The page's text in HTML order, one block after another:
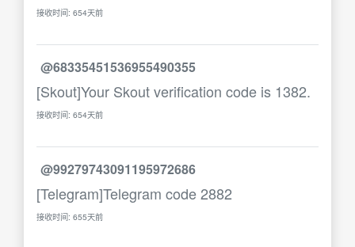
接收时间: 654天前
@68335451536955490355
[Skout]Your Skout verification code is 1382.
接收时间: 654天前
@99279743091195972686
[Telegram]Telegram code 2882
接收时间: 655天前